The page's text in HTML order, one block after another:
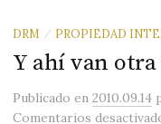
DRM / PROPIEDAD
Y ahí van otra
Publicadoen2010.09.14
Comentarios